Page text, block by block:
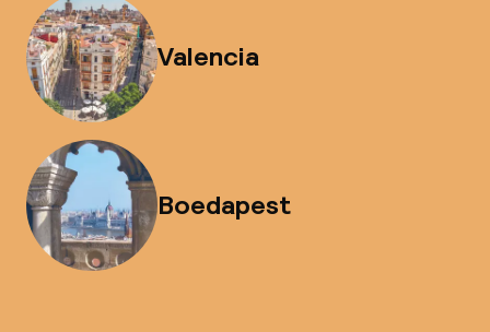
Valencia
Boedapest